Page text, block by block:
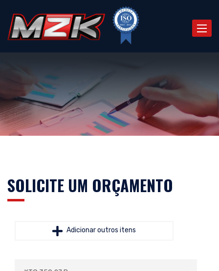
Toggle
SOLICITE UM ORÇAMENTO
Adicionar outros itens